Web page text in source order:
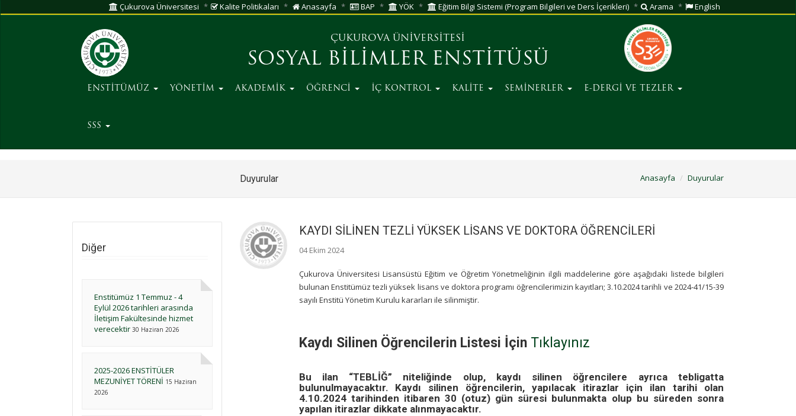
Çukurova Üniversitesi Kalite Politikaları Anasayfa BAP YÖK Eğitim Bilgi Sistemi (Program Bilgileri ve Ders İçerikleri) Arama English
ÇUKUROVA ÜNİVERSİTESİ
SOSYAL BİLİMLER ENSTİTÜSÜ
ENSTİTÜMÜZ YÖNETİM AKADEMİK ÖĞRENCİ İÇ KONTROL KALİTE SEMİNERLER E-DERGİ VE TEZLER
SSS
Duyurular Anasayfa Duyurular
Diğer
Enstitümüz 1 Temmuz - 4
Eylül 2026 tarihleri arasında
İletişim Fakültesinde hizmet
verecektir 30 Haziran 2026
2025-2026 ENSTİTÜLER
MEZUNİYET TÖRENİ 15 Haziran
2026
KAYDI SİLİNEN TEZLİ YÜKSEK LİSANS VE DOKTORA ÖĞRENCİLERİ
04 Ekim 2024
Çukurova Üniversitesi Lisansüstü Eğitim ve Öğretim Yönetmeliğinin ilgili maddelerine göre aşağıdaki listede bilgileri
bulunan Enstitümüz tezli yüksek lisans ve doktora programı öğrencilerimizin kayıtları; 3.10.2024 tarihli ve 2024-41/15-39
sayılı Enstitü Yönetim Kurulu kararları ile silinmiştir.
Kaydı Silinen Öğrencilerin Listesi İçin Tıklayınız
Bu ilan “TEBLİĞ” niteliğinde olup, kaydı silinen öğrencilere ayrıca tebligatta
bulunulmayacaktır. Kaydı silinen öğrencilerin, yapılacak itirazlar için ilan tarihi olan
4.10.2024 tarihinden itibaren 30 (otuz) gün süresi bulunmakta olup bu süreden sonra
yapılan itirazlar dikkate alınmayacaktır.